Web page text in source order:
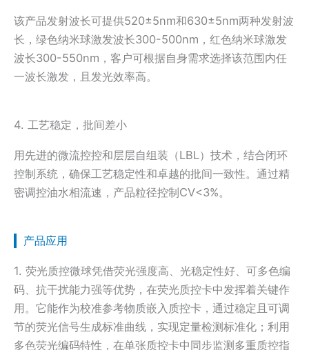
该产品发射波长可提供520±5nm和630±5nm两种发射波
长，绿色纳米球激发波长300-500nm，红色纳米球激发
波长300-550nm，客户可根据自身需求选择该范围内任
一波长激发，且发光效率高。
4. 工艺稳定，批间差小
用先进的微流控控和层层自组装（LBL）技术，结合闭环
控制系统，确保工艺稳定性和卓越的批间一致性。通过精
密调控油水相流速，产品粒径控制CV<3%。
产品应用
1. 荧光质控微球凭借荧光强度高、光稳定性好、可多色编
码、抗干扰能力强等优势，在荧光质控卡中发挥着关键作
用。它能作为校准参考物质嵌入质控卡，通过稳定且可调
节的荧光信号生成标准曲线，实现定量检测标准化；利用
多色荧光编码特性，在单张质控卡中同步监测多重质控指